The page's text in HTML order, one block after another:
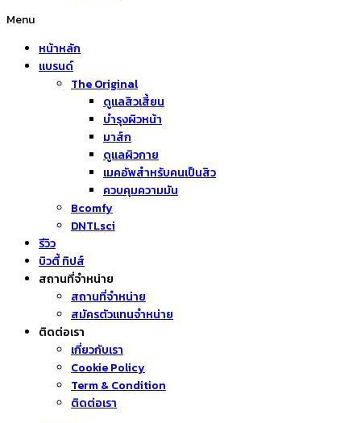
Menu
หน้าหลัก
แบรนด์
The Original
ดูแลสิวเสี้ยน
บำรุงผิวหน้า
มาส์ก
ดูแลผิวกาย
เมคอัพสำหรับคนเป็นสิว
ควบคุมความมัน
Bcomfy
DNTLsci
รีวิว
บิวตี้ ทิปส์
สถานที่จำหน่าย
สถานที่จำหน่าย
สมัครตัวแทนจำหน่าย
ติดต่อเรา
เกี่ยวกับเรา
Cookie Policy
Term & Condition
ติดต่อเรา